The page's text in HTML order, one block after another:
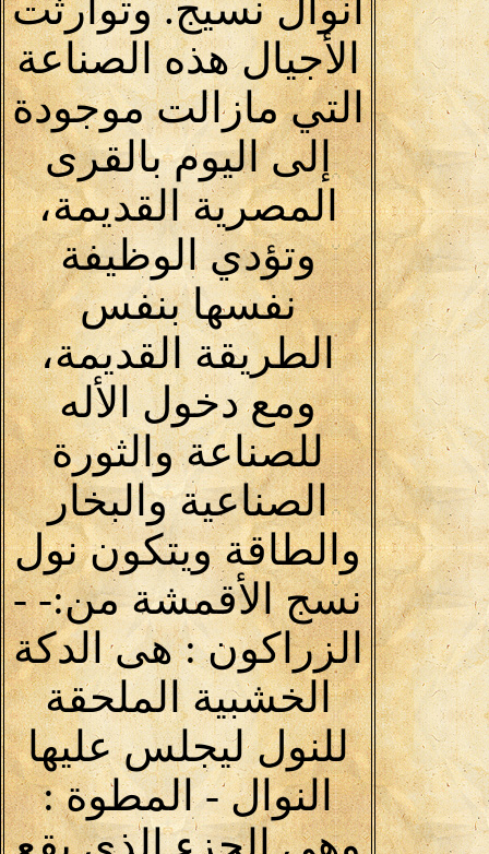
الأجيال هذه الصناعة
التي مازالت موجودة
إلى اليوم بالقرى
المصرية القديمة،
وتؤدي الوظيفة
نفسها بنفس
الطريقة القديمة،
ومع دخول الأله
للصناعة والثورة
الصناعية والبخار
والطاقة ويتكون نول
نسج الأقمشة من:- -
الزراكون : هى الدكة
الخشبية الملحقة
للنول ليجلس عليها
النوال - المطوة :